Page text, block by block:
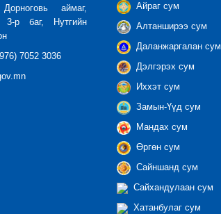
аймаг,
р баг, Нутгийн
7052 3036
Айраг сум
Алтанширээ сум
Даланжаргалан сум
Дэлгэрэх сум
Иххэт сум
Замын-Үүд сум
Мандах сум
Өргөн сум
Сайншанд сум
Сайхандулаан сум
Хатанбулаг сум